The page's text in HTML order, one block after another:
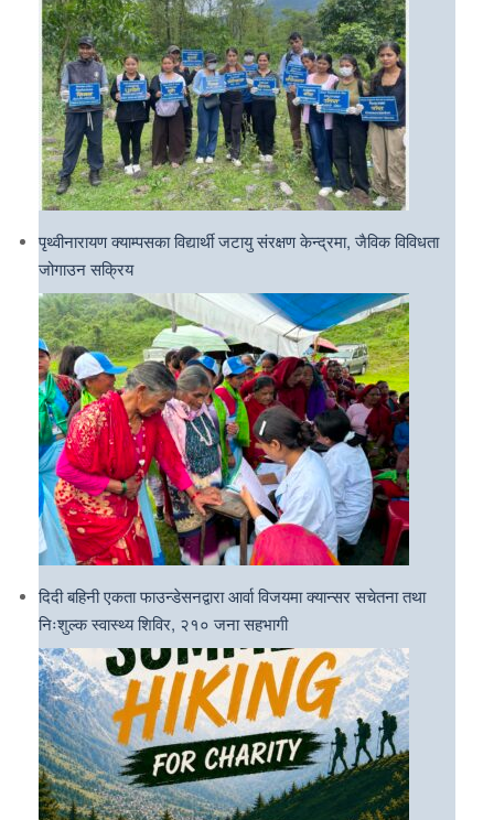
पृथ्वीनारायण क्याम्पसका विद्यार्थी जटायु संरक्षण केन्द्रमा, जैविक विविधता
जोगाउन सक्रिय
दिदी बहिनी एकता फाउन्डेसनद्वारा आर्वा विजयमा क्यान्सर सचेतना तथा
निःशुल्क स्वास्थ्य शिविर, २१० जना सहभागी